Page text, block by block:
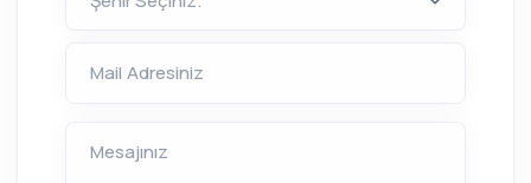
Mail Adresiniz
Mesajınız